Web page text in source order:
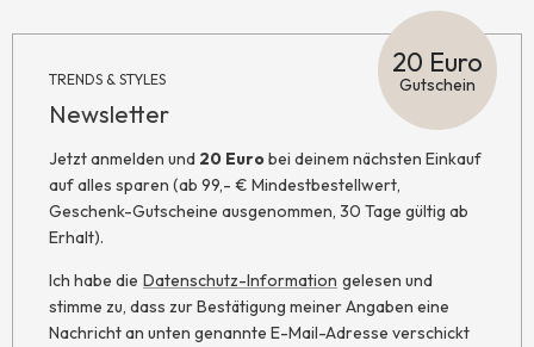
TRENDS & STYLES
Newsletter
20 Euro
Gutschein
Jetzt anmelden und 20 Eurobei deinem nächsten Einkauf
auf alles sparen (ab 99,- € Mindestbestellwert,
Geschenk-Gutscheine ausgenommen, 30 Tage gültig ab
Erhalt).
Ich habe die Datenschutz-Information gelesen und
stimme zu, dass zur Bestätigung meiner Angaben eine
Nachricht an unten genannte E-Mail-Adresse verschickt